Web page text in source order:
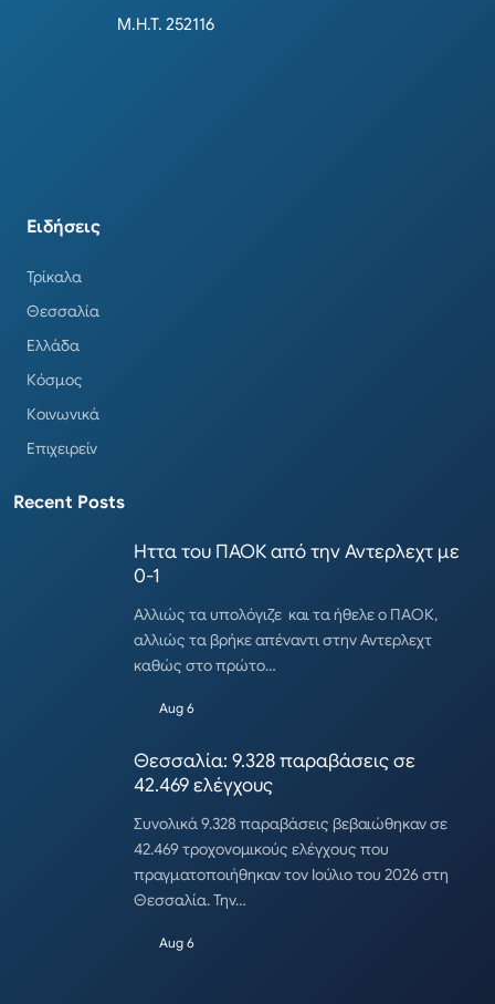
Μ.Η.Τ. 252116
Ειδήσεις
Τρίκαλα
Θεσσαλία
Ελλάδα
Κόσμος
Κοινωνικά
Επιχειρείν
Recent Posts
Ηττα του ΠΑΟΚ από την Αντερλεχτ με
0-1
Αλλιώς τα υπολόγιζε και τα ήθελε ο ΠΑΟΚ,
αλλιώς τα βρήκε απέναντι στην Αντερλεχτ
καθώς στο πρώτο…
Aug 6
Θεσσαλία: 9.328 παραβάσεις σε
42.469 ελέγχους
Συνολικά 9.328 παραβάσεις βεβαιώθηκαν σε
42.469 τροχονομικούς ελέγχους που
πραγματοποιήθηκαν τον Ιούλιο του 2026 στη
Θεσσαλία. Την…
Aug 6